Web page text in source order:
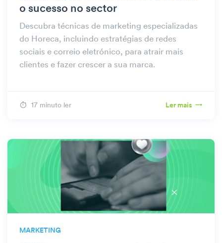
o sucesso no sector
Descubra técnicas de marketing especializadas
do Horeca, incluindo estratégias de redes
sociais e correio eletrónico, para atrair mais
clientes e fazer crescer a sua marca.
17 minuto ler Ler mais
MARKETING